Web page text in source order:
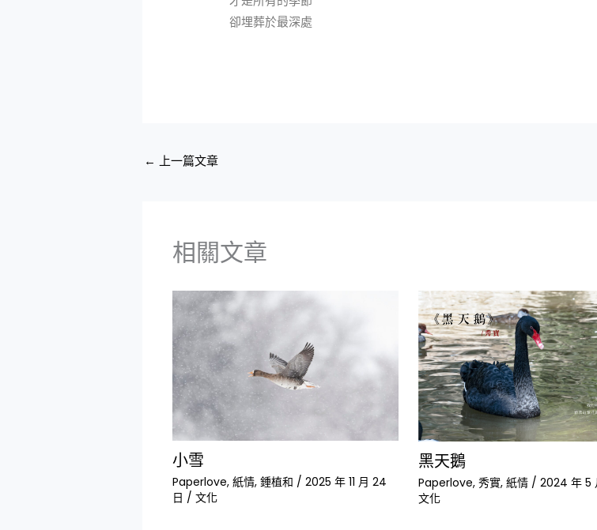
卻埋葬於最深處
← 上一篇文章
相關文章
小雪
Paperlove, 紙情, 鍾植和 / 2025 年 11 月 24
日 / 文化
黑天鵝
Paperlove, 秀實, 紙情/ 2024 年 5
文化